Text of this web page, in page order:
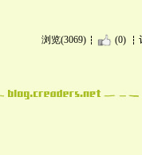
浏览(3069) (0)